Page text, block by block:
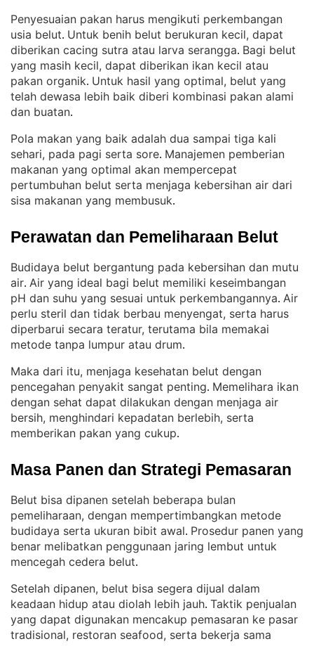
Penyesuaian pakan harus mengikuti perkembangan
usia belut. Untuk benih belut berukuran kecil, dapat
diberikan cacing sutra atau larva serangga. Bagi belut
yang masih kecil, dapat diberikan ikan kecil atau
pakan organik. Untuk hasil yang optimal, belut yang
telah dewasa lebih baik diberi kombinasi pakan alami
dan buatan.
Pola makan yang baik adalah dua sampai tiga kali
sehari, pada pagi serta sore. Manajemen pemberian
makanan yang optimal akan mempercepat
pertumbuhan belut serta menjaga kebersihan air dari
sisa makanan yang membusuk.
Perawatan dan Pemeliharaan Belut
Budidaya belut bergantung pada kebersihan dan mutu
air. Air yang ideal bagi belut memiliki keseimbangan
pH dan suhu yang sesuai untuk perkembangannya. Air
perlu steril dan tidak berbau menyengat, serta harus
diperbarui secara teratur, terutama bila memakai
metode tanpa lumpur atau drum.
Maka dari itu, menjaga kesehatan belut dengan
pencegahan penyakit sangat penting. Memelihara ikan
dengan sehat dapat dilakukan dengan menjaga air
bersih, menghindari kepadatan berlebih, serta
memberikan pakan yang cukup.
Masa Panen dan Strategi Pemasaran
Belut bisa dipanen setelah beberapa bulan
pemeliharaan, dengan mempertimbangkan metode
budidaya serta ukuran bibit awal. Prosedur panen yang
benar melibatkan penggunaan jaring lembut untuk
mencegah cedera belut.
Setelah dipanen, belut bisa segera dijual dalam
keadaan hidup atau diolah lebih jauh. Taktik penjualan
yang dapat digunakan mencakup pemasaran ke pasar
tradisional, restoran seafood, serta bekerja sama